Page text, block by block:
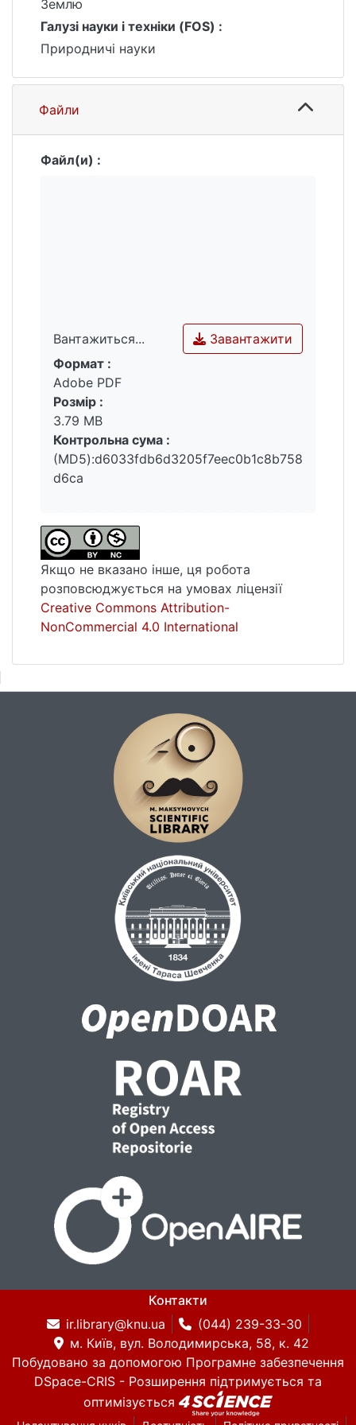
перехідні ординати до стоку різної
забезпеченості та визначено їх
просторовий розподіл. Попередньо
досліджуваної території.
Землю
Галузі науки і техніки (FOS) :
Природничі науки
Файли
Файл(и) :
Вантажиться...
Вантажиться...
Завантажити
Формат :
Adobe PDF
Розмір :
3.79 MB
Контрольна сума :
(MD5):d6033fdb6d3205f7eec0b1c8b758
d6ca
Якщо не вказано інше, ця робота
розповсюджується на умовах ліцензії
Creative Commons Attribution-
NonCommercial 4.0 International
Контакти
ir.library@knu.ua
(044) 239-33-30
м. Київ, вул. Володимирська, 58, к. 42
Побудовано за допомогою Програмне забезпечення
DSpace-CRIS - Розширення підтримується та
оптимізується